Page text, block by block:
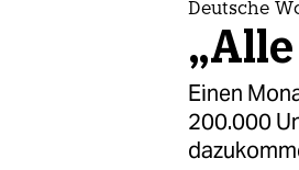
Deutsche
Einen
200.000